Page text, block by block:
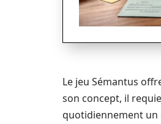
Le jeu Sémantus
son concept, il
quotidiennement un